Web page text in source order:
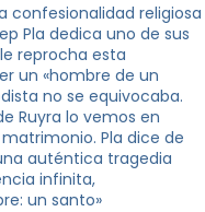
confesionalidad religiosa
Pla dedica uno de sus
reprocha esta
un «hombre de un
no se equivocaba.
Ruyra lo vemos en
Pla dice de
auténtica tragedia
infinita,
un santo»